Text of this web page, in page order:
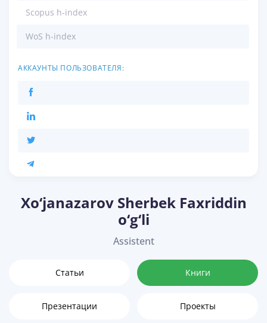
Scopus h-index
WoS h-index
АККАУНТЫ ПОЛЬЗОВАТЕЛЯ:
Xo‘janazarov Sherbek Faxriddin
o‘g‘li
Assistent
Статьи Книги
Презентации Проекты